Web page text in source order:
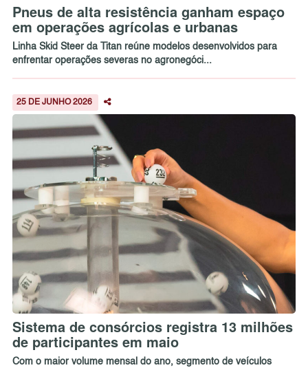
Pneus de alta resistência ganham espaço
em operações agrícolas e urbanas
Linha Skid Steer da Titan reúne modelos desenvolvidos para
enfrentar operações severas no agronegóci...
25 DE JUNHO 2026
Sistema de consórcios registra 13 milhões
de participantes em maio
Com o maior volume mensal do ano, segmento de veículos